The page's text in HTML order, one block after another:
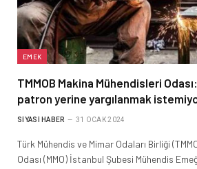
EMEK
TMMOB Makina Mühendisleri
patron yerine yargılanmak
SIYASI HABER 31 OCAK 2024
Türk Mühendis ve Mimar Odaları Birliği
Odası (MMO) İstanbul Şubesi Mühendis